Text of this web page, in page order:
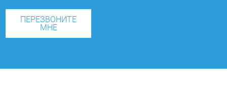
ПЕРЕЗВОНИТЕ
МНЕ